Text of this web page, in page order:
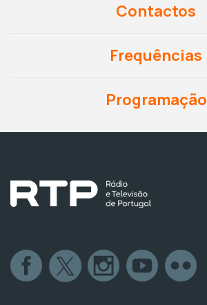
Contactos
Frequências
Programação